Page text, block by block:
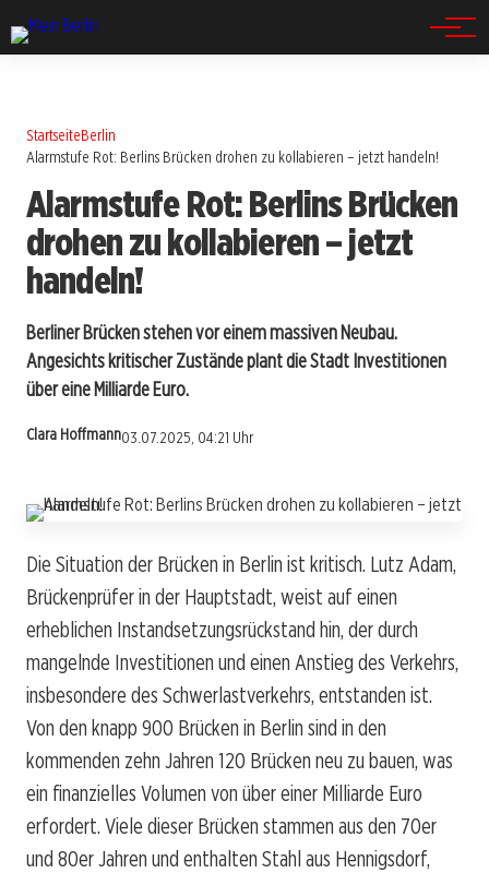
StartseiteBerlin
Alarmstufe Rot: Berlins Brücken drohen zu kollabieren – jetzt handeln!
Alarmstufe Rot: Berlins Brücken
drohen zu kollabieren – jetzt
handeln!
Berliner Brücken stehen vor einem massiven Neubau.
Angesichts kritischer Zustände plant die Stadt Investitionen
über eine Milliarde Euro.
Clara Hoffmann03.07.2025, 04:21 Uhr
Die Situation der Brücken in Berlin ist kritisch. Lutz Adam,
Brückenprüfer in der Hauptstadt, weist auf einen
erheblichen Instandsetzungsrückstand hin, der durch
mangelnde Investitionen und einen Anstieg des Verkehrs,
insbesondere des Schwerlastverkehrs, entstanden ist.
Von den knapp 900 Brücken in Berlin sind in den
kommenden zehn Jahren 120 Brücken neu zu bauen, was
ein finanzielles Volumen von über einer Milliarde Euro
erfordert. Viele dieser Brücken stammen aus den 70er
und 80er Jahren und enthalten Stahl aus Hennigsdorf,